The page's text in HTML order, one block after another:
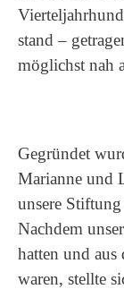
stand –
möglichst nah
Gegründet
Marianne und
unsere
Nachdem
hatten und aus
waren, stellte